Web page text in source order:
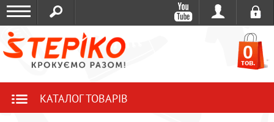
0
тов.
КАТАЛОГ ТОВАРІВ